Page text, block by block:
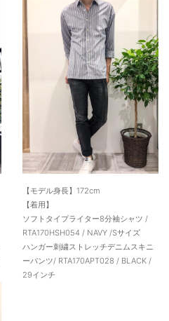
【モデル身長】172cm
【着用】
ソフトタイプライター8分袖シャツ /
RTA170HSH054 / NAVY /Sサイズ
ハンガー刺繍ストレッチデニムスキニ
ーパンツ/ RTA170APT028 / BLACK /
29インチ